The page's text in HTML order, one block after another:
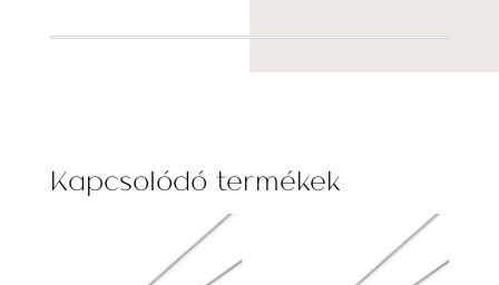
Kapcsolódó termékek